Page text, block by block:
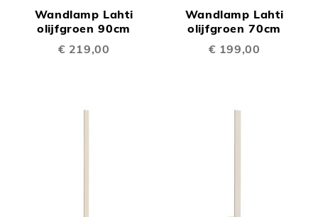
Wandlamp Lahti
olijfgroen 90cm
€ 219,00
Wandlamp Lahti
olijfgroen 70cm
€ 199,00